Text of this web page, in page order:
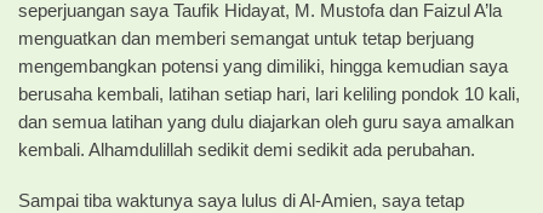
seperjuangan saya Taufik Hidayat, M. Mustofa dan Faizul A’la
menguatkan dan memberi semangat untuk tetap berjuang
mengembangkan potensi yang dimiliki, hingga kemudian saya
berusaha kembali, latihan setiap hari, lari keliling pondok 10 kali,
dan semua latihan yang dulu diajarkan oleh guru saya amalkan
kembali. Alhamdulillah sedikit demi sedikit ada perubahan.
Sampai tiba waktunya saya lulus di Al-Amien, saya tetap